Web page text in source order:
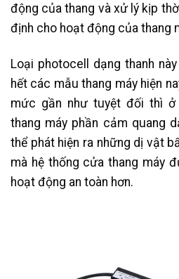
động của thang và xử lý kịp
định cho hoạt động của thang
Loại photocell dạng thanh
hết các mẫu thang máy hiện
mức gần như tuyệt đối thì
thang máy phần cảm quang
thể phát hiện ra những dị vật
mà hệ thống cửa thang máy
hoạt động an toàn hơn.